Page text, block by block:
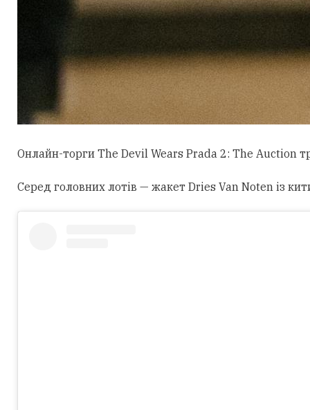
Онлайн-торги The Devil Wears Prada 2: The Auction
Серед головних лотів — жакет Dries Van Noten із